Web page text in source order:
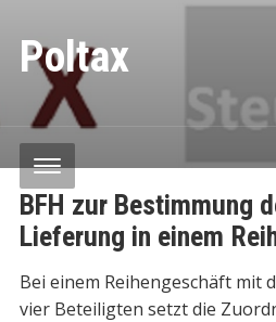
Poltax
BFH zur Bestimmung
Lieferung in einem
Bei einem Reihengeschäft mit
vier Beteiligten setzt die